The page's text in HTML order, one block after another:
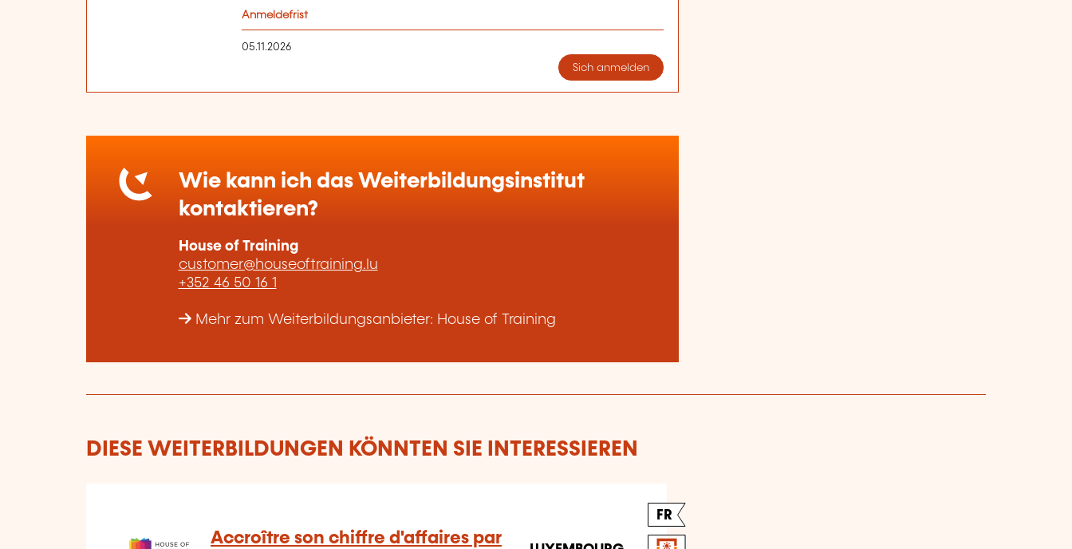
Anmeldefrist
05.11.2026
Sich anmelden
Wie kann ich das Weiterbildungsinstitut
kontaktieren?
House of Training
customer@houseoftraining.lu
+352 46 50 16 1
Mehr zum Weiterbildungsanbieter: House of Training
DIESE WEITERBILDUNGEN KÖNNTEN SIE INTERESSIEREN
FR
Accroître son chiffre d'affaires par